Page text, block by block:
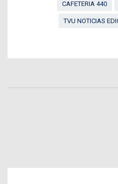
CAFETERIA 440
TVU NOTICIAS